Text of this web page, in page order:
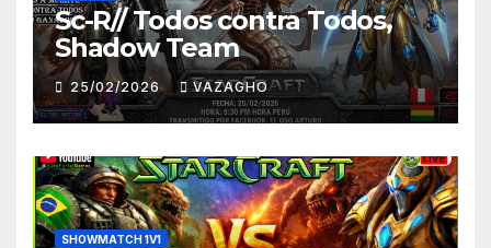
Sc-R// Todos contra Todos,
Shadow Team
25/02/2026 VAZAGHO
SHOWMATCH 1V1